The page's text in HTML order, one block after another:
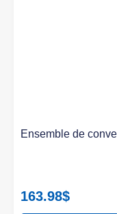
Ensemble de
163.98$